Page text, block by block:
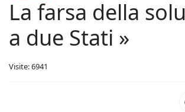
La farsa della
a due Stati »
Visite: 6941